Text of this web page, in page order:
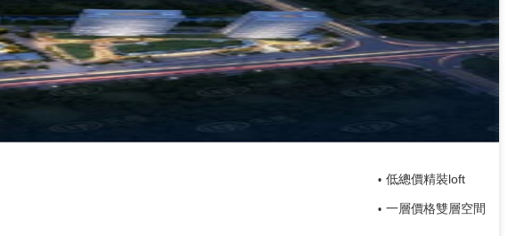
• 低總價精裝loft
• 一層價格雙層空間